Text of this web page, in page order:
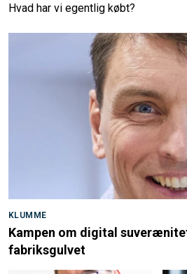
Hvad har vi egentlig købt?
KLUMME
Kampen om digital
fabriksgulvet